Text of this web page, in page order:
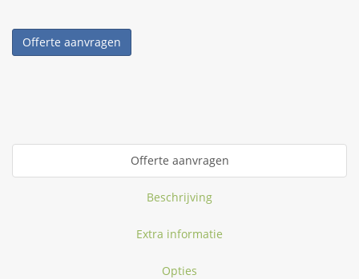
Offerte aanvragen
Offerte aanvragen
Beschrijving
Extra informatie
Opties